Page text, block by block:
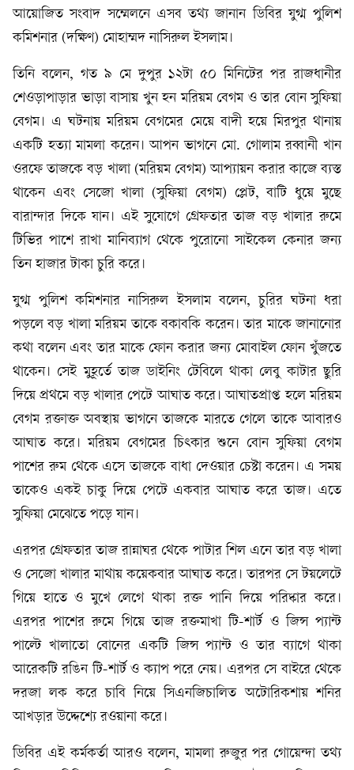
আয়োজিত সংবাদ সম্মেলনে এসব তথ্য জানান ডিবির যুগ্ম পুলিশ
কমিশনার (দক্ষিণ) মোহাম্মদ নাসিরুল ইসলাম।
তিনি বলেন, গত ৯ মে দুপুর ১২টা ৫০ মিনিটের পর রাজধানীর
শেওড়াপাড়ার ভাড়া বাসায় খুন হন মরিয়ম বেগম ও তার বোন সুফিয়া
বেগম। এ ঘটনায় মরিয়ম বেগমের মেয়ে বাদী হয়ে মিরপুর থানায়
একটি হত্যা মামলা করেন। আপন ভাগনে মো. গোলাম রব্বানী খান
ওরফে তাজকে বড় খালা (মরিয়ম বেগম) আপ্যায়ন করার কাজে ব্যস্ত
থাকেন এবং সেজো খালা (সুফিয়া বেগম) প্লেট, বাটি ধুয়ে মুছে
বারান্দার দিকে যান। এই সুযোগে গ্রেফতার তাজ বড় খালার রুমে
টিভির পাশে রাখা মানিব্যাগ থেকে পুরোনো সাইকেল কেনার জন্য
তিন হাজার টাকা চুরি করে।
যুগ্ম পুলিশ কমিশনার নাসিরুল ইসলাম বলেন, চুরির ঘটনা ধরা
পড়লে বড় খালা মরিয়ম তাকে বকাবকি করেন। তার মাকে জানানোর
কথা বলেন এবং তার মাকে ফোন করার জন্য মোবাইল ফোন খুঁজতে
থাকেন। সেই মুহূর্তে তাজ ডাইনিং টেবিলে থাকা লেবু কাটার ছুরি
দিয়ে প্রথমে বড় খালার পেটে আঘাত করে। আঘাতপ্রাপ্ত হলে মরিয়ম
বেগম রক্তাক্ত অবস্থায় ভাগনে তাজকে মারতে গেলে তাকে আবারও
আঘাত করে। মরিয়ম বেগমের চিৎকার শুনে বোন সুফিয়া বেগম
পাশের রুম থেকে এসে তাজকে বাধা দেওয়ার চেষ্টা করেন। এ সময়
তাকেও একই চাকু দিয়ে পেটে একবার আঘাত করে তাজ। এতে
সুফিয়া মেঝেতে পড়ে যান।
এরপর গ্রেফতার তাজ রান্নাঘর থেকে পাটার শিল এনে তার বড় খালা
ও সেজো খালার মাথায় কয়েকবার আঘাত করে। তারপর সে টয়লেটে
গিয়ে হাতে ও মুখে লেগে থাকা রক্ত পানি দিয়ে পরিষ্কার করে।
এরপর পাশের রুমে গিয়ে তাজ রক্তমাখা টি-শার্ট ও জিন্স প্যান্ট
পাল্টে খালাতো বোনের একটি জিন্স প্যান্ট ও তার ব্যাগে থাকা
আরেকটি রঙিন টি-শার্ট ও ক্যাপ পরে নেয়। এরপর সে বাইরে থেকে
দরজা লক করে চাবি নিয়ে সিএনজিচালিত অটোরিকশায় শনির
আখড়ার উদ্দেশ্যে রওয়ানা করে।
ডিবির এই কর্মকর্তা আরও বলেন, মামলা রুজুর পর গোয়েন্দা তথ্য